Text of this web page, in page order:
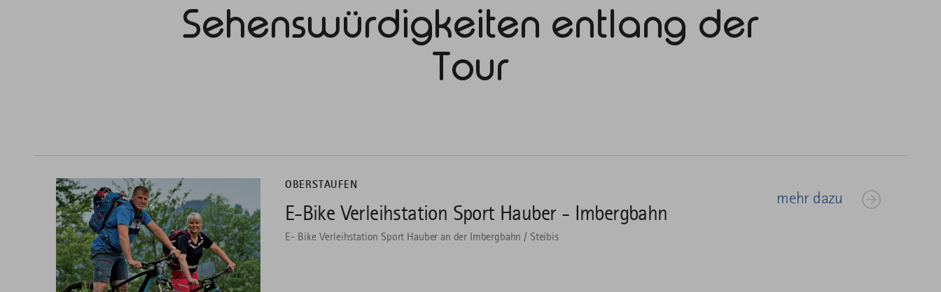
Sehenswürdigkeiten entlang der
Tour
OBERSTAUFEN
E-Bike Verleihstation Sport Hauber - Imbergbahn
E- Bike Verleihstation Sport Hauber an der Imbergbahn / Steibis
mehr dazu